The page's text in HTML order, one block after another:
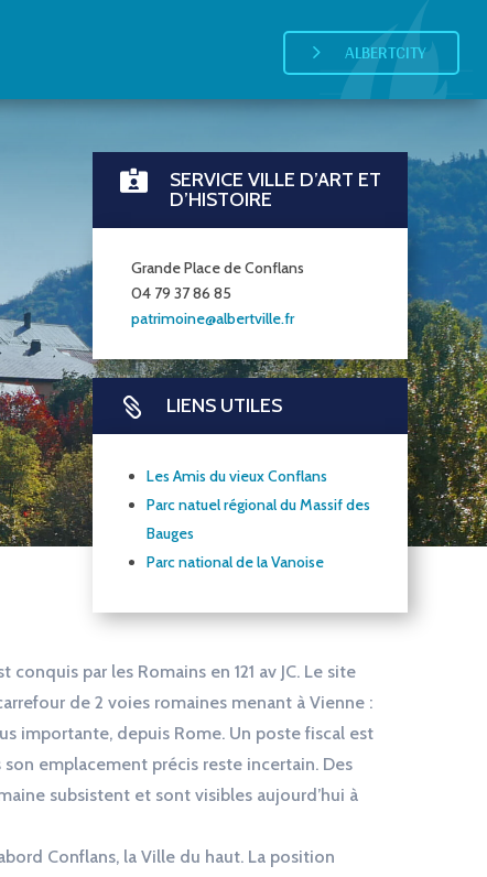
5 ALBERTCITY

SERVICE VILLE D’ART ET
D’HISTOIRE
Grande Place de Conflans
04 79 37 86 85
patrimoine@albertville.fr
 LIENS UTILES
Les Amis du vieux Conflans
Parc natuel régional du Massif des
Bauges
Parc national de la Vanoise
par les Romains en 121 av JC. Le site
de 2 voies romaines menant à Vienne :
importante, depuis Rome. Un poste fiscal est
emplacement précis reste incertain. Des
subsistent et sont visibles aujourd’hui à
Conflans, la Ville du haut. La position